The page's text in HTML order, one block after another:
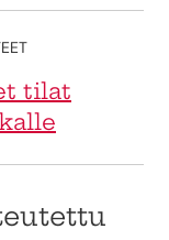
tilat